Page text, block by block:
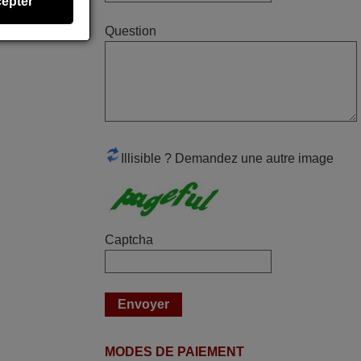
expédiée Je vous en remercie d’avance
remplacement pour le vidéo projecteur
émis car le délai de 24h était dépassé,
Question
Illisible ? Demandez une autre image
Captcha
MODES DE PAIEMENT